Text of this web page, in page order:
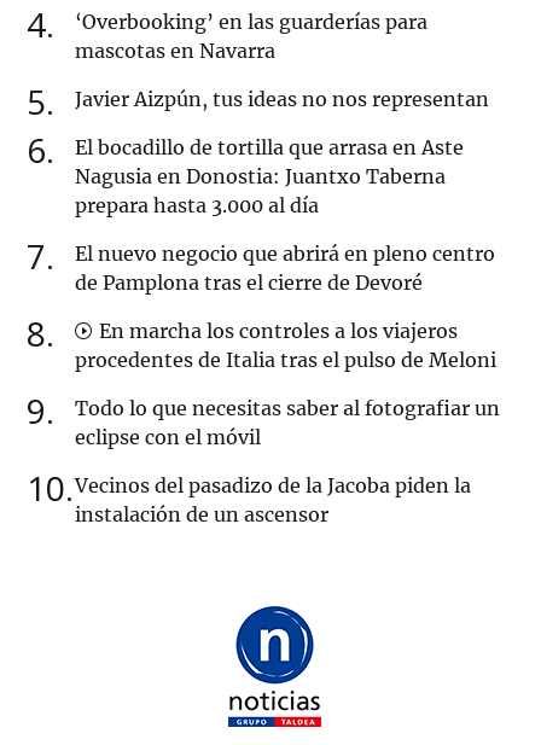
4
‘Overbooking’ en las guarderías para
mascotas en Navarra
5 Javier Aizpún, tus ideas no nos representan
6
El bocadillo de tortilla que arrasa en Aste
Nagusia en Donostia: Juantxo Taberna
prepara hasta 3.000 al día
7
El nuevo negocio que abrirá en pleno centro
de Pamplona tras el cierre de Devoré
8
En marcha los controles a los viajeros
procedentes de Italia tras el pulso de Meloni
9
Todo lo que necesitas saber al fotografiar un
eclipse con el móvil
10 Vecinos del pasadizo de la Jacoba piden la
instalación de un ascensor